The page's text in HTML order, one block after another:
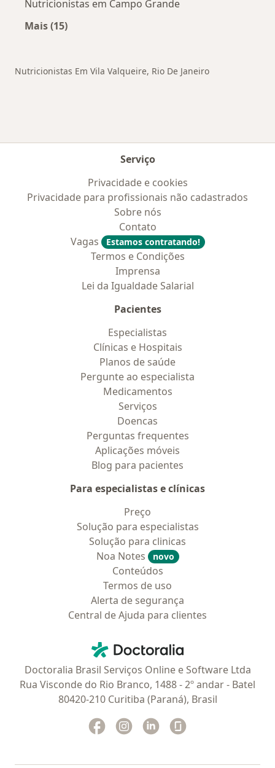
Nutricionistas em Campo Grande
Mais (15)
Nutricionistas Em Vila Valqueire, Rio De Janeiro
Serviço
Privacidade e cookies
Privacidade para profissionais não cadastrados
Sobre nós
Contato
Vagas
Estamos contratando!
Termos e Condições
Imprensa
Lei da Igualdade Salarial
Pacientes
Especialistas
Clínicas e Hospitais
Planos de saúde
Pergunte ao especialista
Medicamentos
Serviços
Doencas
Perguntas frequentes
Aplicações móveis
Blog para pacientes
Para especialistas e clínicas
Preço
Solução para especialistas
Solução para clinicas
Noa Notes
novo
Conteúdos
Termos de uso
Alerta de segurança
Central de Ajuda para clientes
Doctoralia - Homepage
Doctoralia Brasil Serviços Online e Software Ltda
Rua Visconde do Rio Branco, 1488 - 2º andar - Batel
80420-210 Curitiba (Paraná), Brasil
Facebook
abre num novo separador
Instagram
abre num novo separador
Linkedin
abre num novo